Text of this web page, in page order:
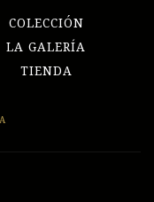
COLECCIÓN
LA GALERÍA
TIENDA